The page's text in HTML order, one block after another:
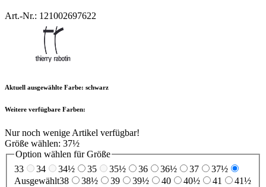
Art.-Nr.: 121002697622
Aktuell ausgewählte Farbe: schwarz
Weitere verfügbare Farben:
Nur noch wenige Artikel verfügbar!
Größe wählen: 37½
Option wählen für Größe
33
34 34½ 35 35½ 36 36½ 37
37½
Ausgewählt38 38½ 39 39½ 40 40½ 41
41½